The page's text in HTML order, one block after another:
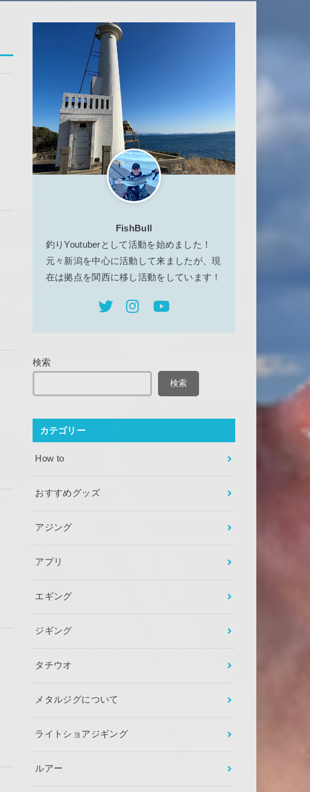
FishBull
釣りYoutuberとして活動を始めました！
元々新潟を中心に活動して来ましたが、現
在は拠点を関西に移し活動をしています！
検索
検索
カテゴリー
How to
おすすめグッズ
アジング
アプリ
エギング
ジギング
タチウオ
メタルジグについて
ライトショアジギング
ルアー